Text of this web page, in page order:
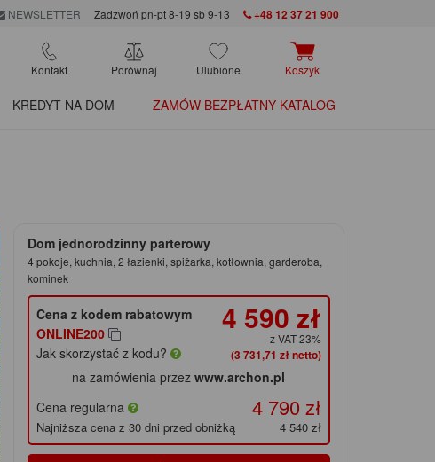
NEWSLETTER Zadzwoń pn-pt 8-19 sb 9-13 +48 12 37 21 900
Kontakt Porównaj Ulubione Koszyk
KREDYT NA DOM ZAMÓW BEZPŁATNY KATALOG
Dom jednorodzinny parterowy
4 pokoje, kuchnia, 2 łazienki, spiżarka, kotłownia, garderoba,
kominek
Cena z kodem rabatowym
ONLINE200
Jak skorzystać z kodu?
4 590 zł
z VAT 23%
(3 731,71 zł netto)
na zamówienia przezwww.archon.pl
Cena regularna
4 790 zł
Najniższa cena z 30 dni przed obniżką 4 540 zł